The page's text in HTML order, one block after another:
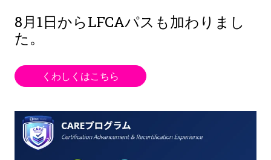
8月1日からLFCAパスも加わりまし
た。
くわしくはこちら